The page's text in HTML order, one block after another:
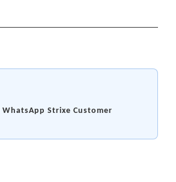
WhatsApp Strixe Customer